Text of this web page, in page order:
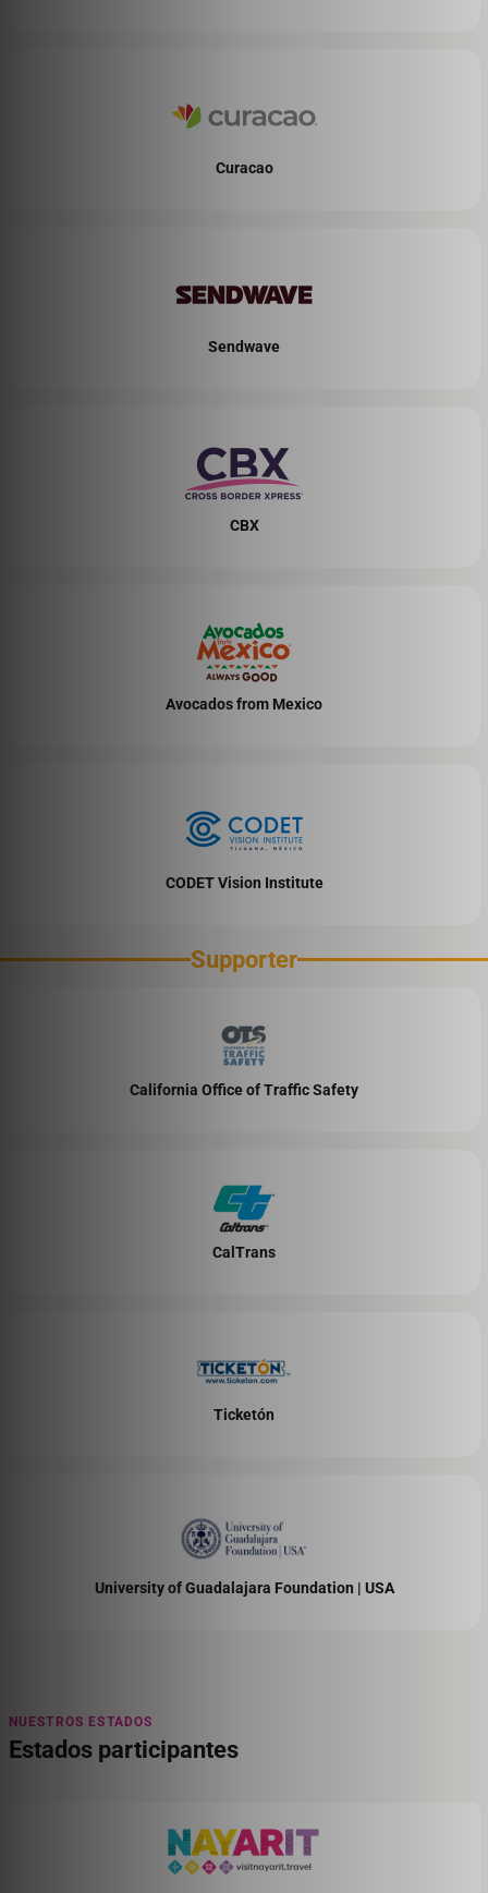
Curacao
Sendwave
CBX
Avocados from Mexico
CODET Vision Institute
California Office of Traffic Safety
CalTrans
Ticketón
University of Guadalajara Foundation | USA
NUESTROS ESTADOS
Estados participantes